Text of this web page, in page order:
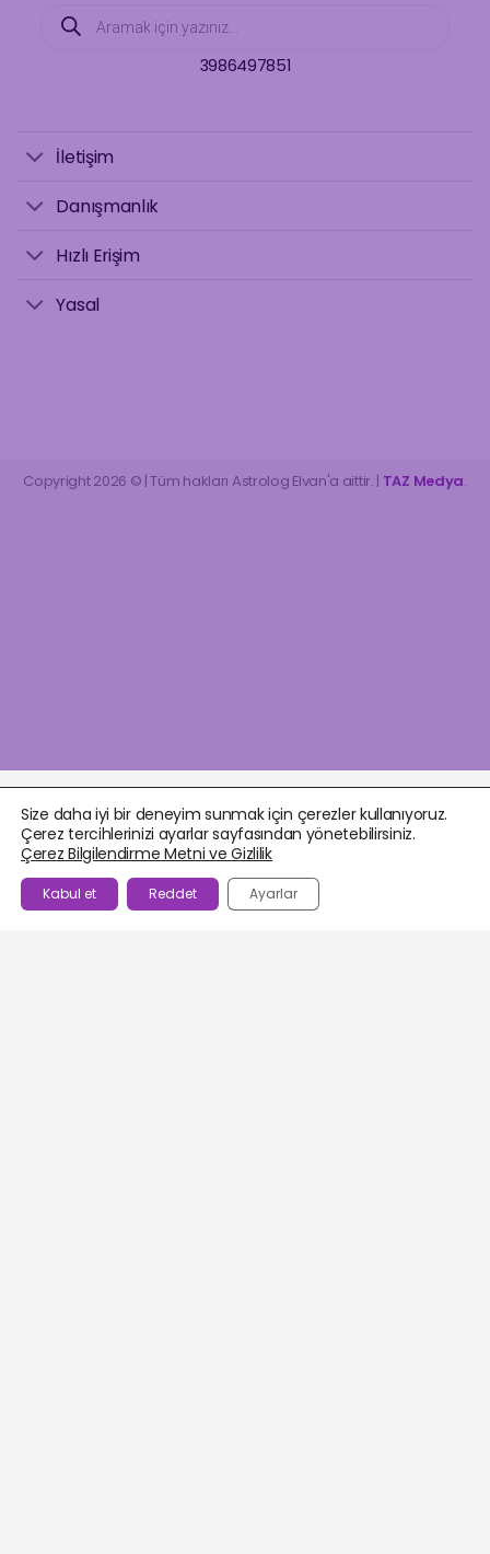
search
3986497851
İletişim
Danışmanlık
Hızlı Erişim
Yasal
Copyright 2026 © | Tüm hakları Astrolog Elvan'a aittir. | TAZ Medya.
Size daha iyi bir deneyim sunmak için çerezler kullanıyoruz.
Çerez tercihlerinizi ayarlar sayfasından yönetebilirsiniz.
Çerez Bilgilendirme Metni ve Gizlilik
Kabul et Reddet Ayarlar
BEĞENILENLER AJANDA HESABIM